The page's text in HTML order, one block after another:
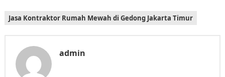
Jasa Kontraktor Rumah Mewah di Gedong Jakarta Timur
admin